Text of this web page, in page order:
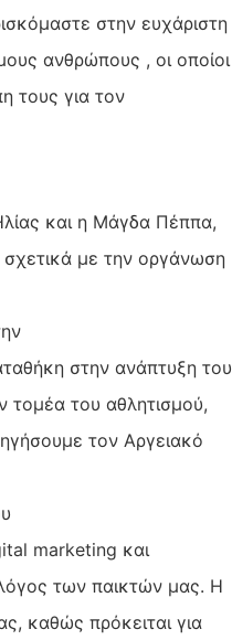
στην ευχάριστη
ανθρώπους , οι οποίοι
τους για τον
και η Μάγδα Πέππα,
σχετικά με την οργάνωση
στην ανάπτυξη του
τομέα του αθλητισμού,
τον Αργειακό
marketing και
των παικτών μας. Η
καθώς πρόκειται για